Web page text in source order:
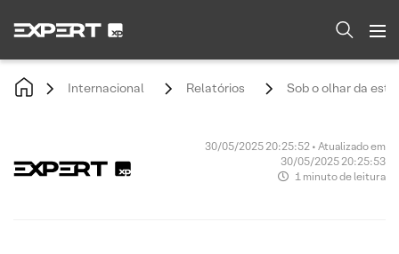
Internacional Relatórios Sob o olhar da
30/05/2025 20:25:52 • Atualizado em
30/05/2025 20:25:53
1 minuto de leitura